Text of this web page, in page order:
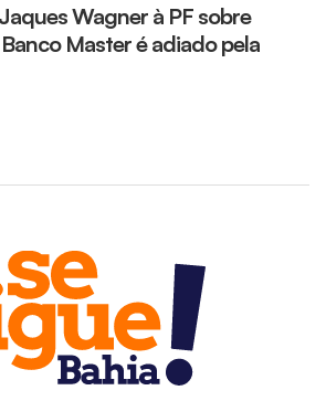
Wagner à PF sobre
Master é adiado pela